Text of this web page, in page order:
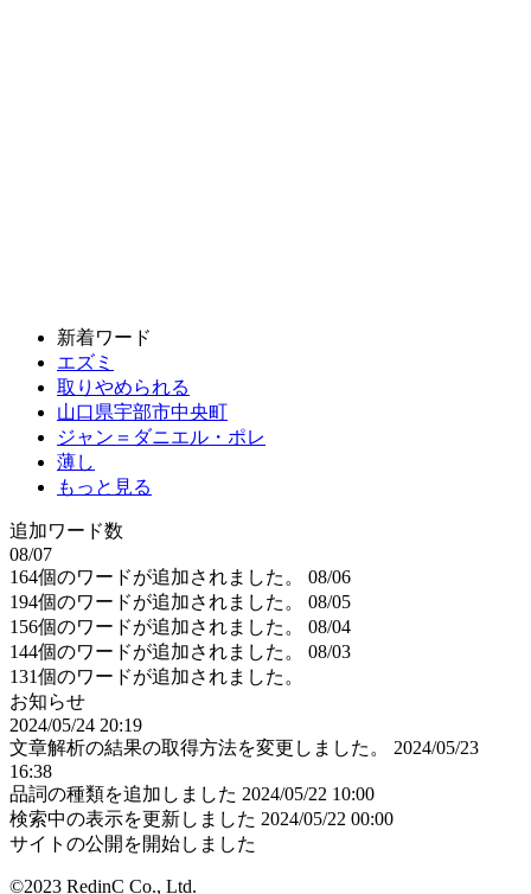
新着ワード
エズミ
取りやめられる
山口県宇部市中央町
ジャン＝ダニエル・ポレ
薄し
もっと見る
追加ワード数
08/07
164個のワードが追加されました。
08/06
194個のワードが追加されました。
08/05
156個のワードが追加されました。
08/04
144個のワードが追加されました。
08/03
131個のワードが追加されました。
お知らせ
2024/05/24 20:19
文章解析の結果の取得方法を変更しました。
2024/05/23
16:38
品詞の種類を追加しました 2024/05/22 10:00
検索中の表示を更新しました 2024/05/22 00:00
サイトの公開を開始しました
©2023 RedinC Co., Ltd.